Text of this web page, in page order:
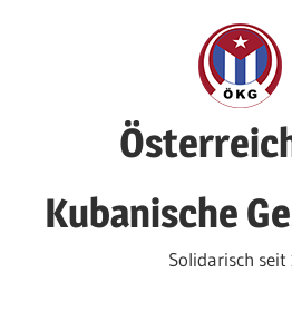
Kubanische
Solidarisch